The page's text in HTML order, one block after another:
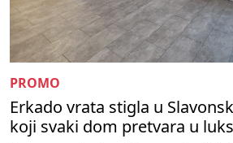
PROMO
Erkado vrata stigla u
koji svaki dom pretvara u